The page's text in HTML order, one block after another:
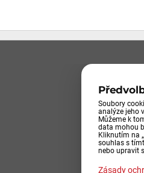
Soubory
analýze jeho
Můžeme k
data mohou
Kliknutím na
souhlas s
nebo upravit
Zásady